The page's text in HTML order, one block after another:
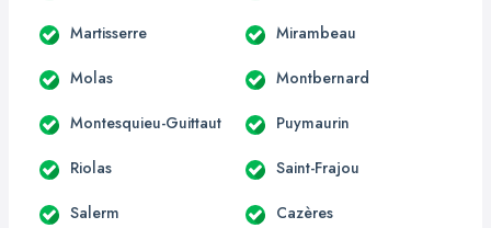
Martisserre Mirambeau
Molas Montbernard
Montesquieu-Guittaut Puymaurin
Riolas Saint-Frajou
Salerm Cazères